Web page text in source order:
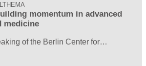
momentum in advanced
medicine
of the Berlin Center for…